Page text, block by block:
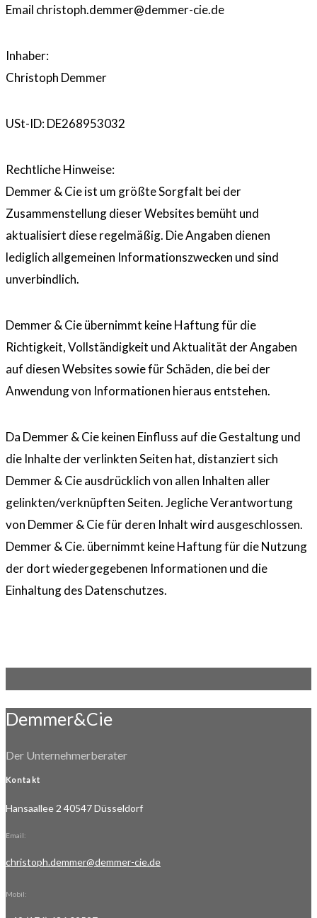
Email christoph.demmer@demmer-cie.de
Inhaber:
Christoph Demmer
USt-ID: DE268953032
Rechtliche Hinweise:
Demmer & Cie ist um größte Sorgfalt bei der
Zusammenstellung dieser Websites bemüht und
aktualisiert diese regelmäßig. Die Angaben dienen
lediglich allgemeinen Informationszwecken und sind
unverbindlich.
Demmer & Cie übernimmt keine Haftung für die
Richtigkeit, Vollständigkeit und Aktualität der Angaben
auf diesen Websites sowie für Schäden, die bei der
Anwendung von Informationen hieraus entstehen.
Da Demmer & Cie keinen Einfluss auf die Gestaltung und
die Inhalte der verlinkten Seiten hat, distanziert sich
Demmer & Cie ausdrücklich von allen Inhalten aller
gelinkten/verknüpften Seiten. Jegliche Verantwortung
von Demmer & Cie für deren Inhalt wird ausgeschlossen.
Demmer & Cie. übernimmt keine Haftung für die Nutzung
der dort wiedergegebenen Informationen und die
Einhaltung des Datenschutzes.
Demmer&Cie
Der Unternehmerberater
Kontakt
Hansaallee 2 40547 Düsseldorf
Email:
christoph.demmer@demmer-cie.de
Mobil: